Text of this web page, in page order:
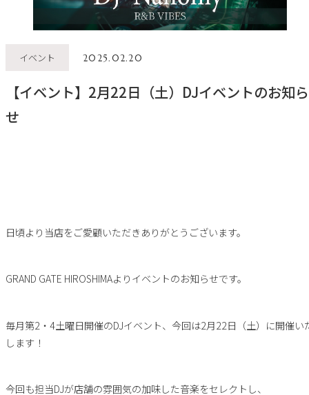
イベント 2025.02.20
【イベント】2月22日（土）DJイベントのお知ら
せ
日頃より当店をご愛顧いただきありがとうございます。
GRAND GATE HIROSHIMAよりイベントのお知らせです。
毎月第2・4土曜日開催のDJイベント、今回は2月22日（土）に開催い
します！
今回も担当DJが店舗の雰囲気の加味した音楽をセレクトし、